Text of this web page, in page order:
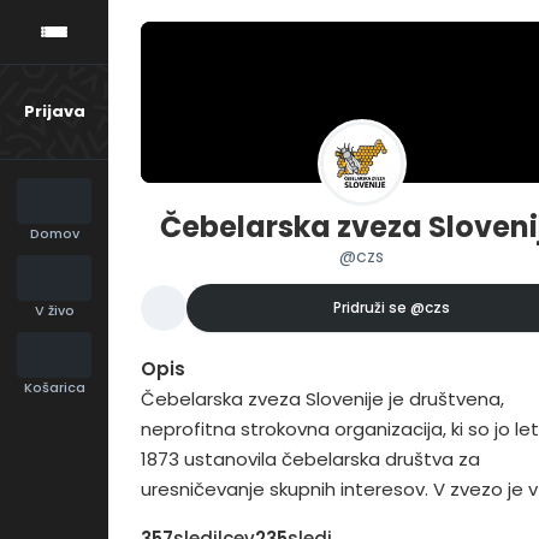
Prijava
Domov
V živo
Košarica
Čebelarska zveza
@czs
Pridruži se @czs
Opis
Čebelarska zveza Slovenije je društvena,
neprofitna strokovna organizacija, ki so jo
1873 ustanovila čebelarska društva za
uresničevanje skupnih interesov. V zvezo je